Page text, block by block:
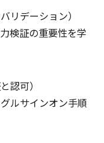
リデーション）
検証の重要性を学
認可）
ルサインオン手順